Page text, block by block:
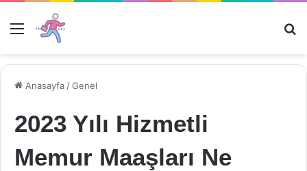
Menü
Anasayfa /Genel
2023 Yılı Hizmetli
Memur Maaşları Ne